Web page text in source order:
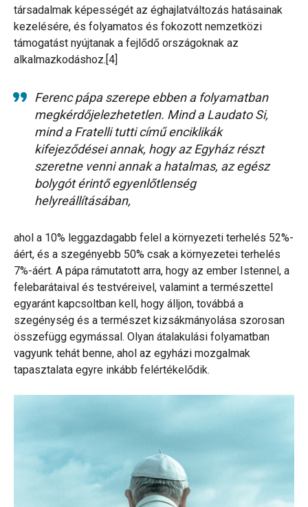
társadalmak képességét az éghajlatváltozás hatásainak
kezelésére, és folyamatos és fokozott nemzetközi
támogatást nyújtanak a fejlődő országoknak az
alkalmazkodáshoz.[4]
Ferenc pápa szerepe ebben a folyamatban
megkérdőjelezhetetlen. Mind a Laudato Si,
mind a Fratelli tutti című enciklikák
kifejeződései annak, hogy az Egyház részt
szeretne venni annak a hatalmas, az egész
bolygót érintő egyenlőtlenség
helyreállításában,
ahol a 10% leggazdagabb felel a környezeti terhelés 52%-
áért, és a szegényebb 50% csak a környezetei terhelés
7%-áért. A pápa rámutatott arra, hogy az ember Istennel, a
felebarátaival és testvéreivel, valamint a természettel
egyaránt kapcsoltban kell, hogy álljon, továbbá a
szegénység és a természet kizsákmányolása szorosan
összefügg egymással. Olyan átalakulási folyamatban
vagyunk tehát benne, ahol az egyházi mozgalmak
tapasztalata egyre inkább felértékelődik.